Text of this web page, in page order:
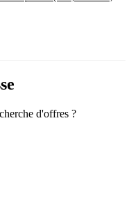
d'offres ?